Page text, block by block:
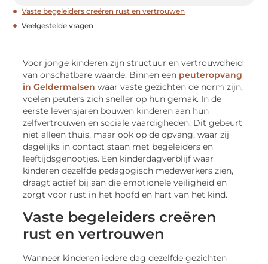
Vaste begeleiders creëren rust en vertrouwen
Veelgestelde vragen
Voor jonge kinderen zijn structuur en vertrouwdheid
van onschatbare waarde. Binnen een peuteropvang
in Geldermalsen waar vaste gezichten de norm zijn,
voelen peuters zich sneller op hun gemak. In de
eerste levensjaren bouwen kinderen aan hun
zelfvertrouwen en sociale vaardigheden. Dit gebeurt
niet alleen thuis, maar ook op de opvang, waar zij
dagelijks in contact staan met begeleiders en
leeftijdsgenootjes. Een kinderdagverblijf waar
kinderen dezelfde pedagogisch medewerkers zien,
draagt actief bij aan die emotionele veiligheid en
zorgt voor rust in het hoofd en hart van het kind.
Vaste begeleiders creëren
rust en vertrouwen
Wanneer kinderen iedere dag dezelfde gezichten